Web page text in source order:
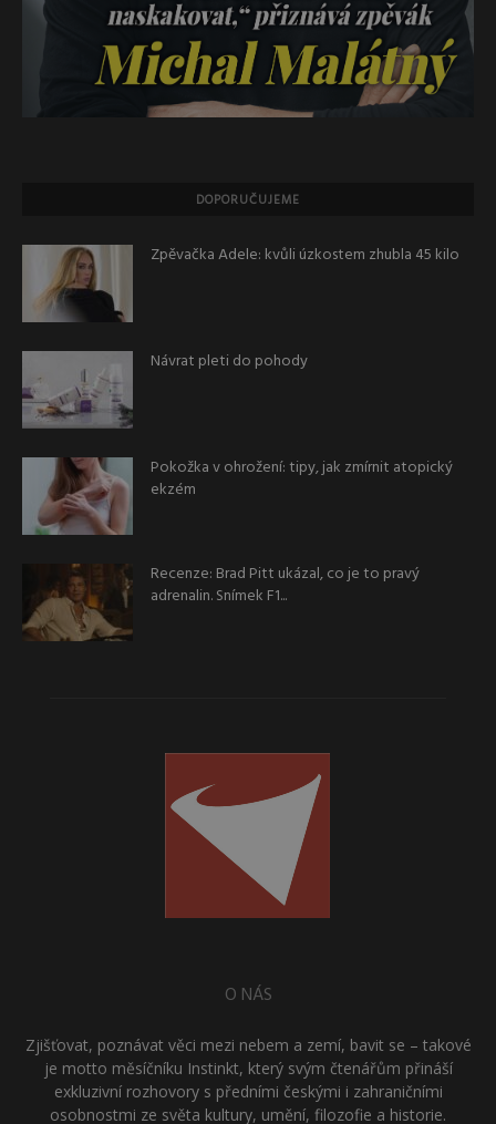
DOPORUČUJEME
Zpěvačka Adele: kvůli úzkostem zhubla 45 kilo
Návrat pleti do pohody
Pokožka v ohrožení: tipy, jak zmírnit atopický
ekzém
Recenze: Brad Pitt ukázal, co je to pravý
adrenalin. Snímek F1...
O NÁS
Zjišťovat, poznávat věci mezi nebem a zemí, bavit se – takové
je motto měsíčníku Instinkt, který svým čtenářům přináší
exkluzivní rozhovory s předními českými i zahraničními
osobnostmi ze světa kultury, umění, filozofie a historie.